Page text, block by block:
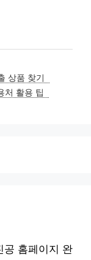
상품 찾기
처 활용 팁
공 홈페이지 완